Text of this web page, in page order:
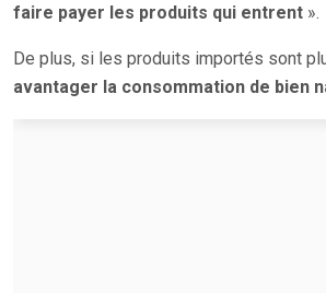
faire payer les produits qui entrent ».
De plus, si les produits importés sont
avantager la consommation de bien